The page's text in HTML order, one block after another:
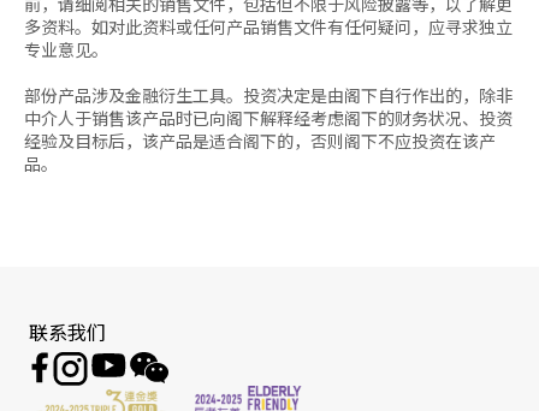
前，请细阅相关的销售文件，包括但不限于风险披露等，以了解更
多资料。如对此资料或任何产品销售文件有任何疑问，应寻求独立
专业意见。
部份产品涉及金融衍生工具。投资决定是由阁下自行作出的，除非
中介人于销售该产品时已向阁下解释经考虑阁下的财务状况、投资
经验及目标后，该产品是适合阁下的，否则阁下不应投资在该产
品。
联系我们